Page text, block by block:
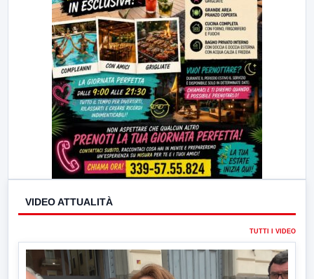
VIDEO ATTUALITÀ
TUTTI I VIDEO